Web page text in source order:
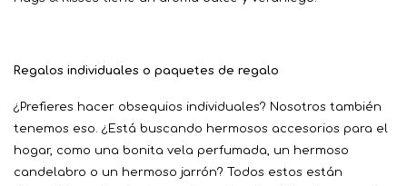
Regalos individuales o paquetes de regalo
¿Prefieres hacer obsequios individuales? Nosotros también
tenemos eso. ¿Está buscando hermosos accesorios para el
hogar, como una bonita vela perfumada, un hermoso
candelabro o un hermoso jarrón? Todos estos están